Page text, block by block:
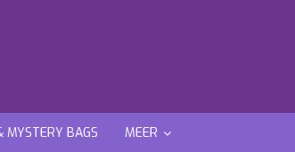
MYSTERY BAGS MEER